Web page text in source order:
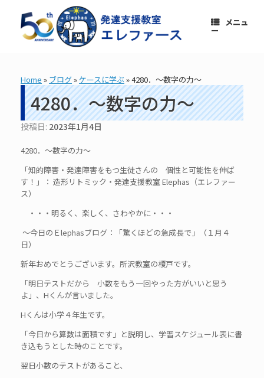
メニュ
ー
Home » ブログ»ケースに学ぶ »4280．～数字の力～
4280．～数字の力～
投稿日: 2023年1月4日
4280．～数字の力～
「知的障害・発達障害をもつ生徒さんの 個性と可能性を伸ば
す！」： 造形リトミック・発達支援教室 Elephas（エレファー
ス）
・・・明るく、楽しく、さわやかに・・・
～今日のＥlephasブログ：「驚くほどの急成長で」（１月４
日）
新年おめでとうございます。所沢教室の榎戸です。
「明日テストだから 小数をもう一回やった方がいいと思う
よ」、Hくんが言いました。
Hくんは小学４年生です。
「今日から算数は面積です」と説明し、学習スケジュール表に書
き込もうとした時のことです。
翌日小数のテストがあること、